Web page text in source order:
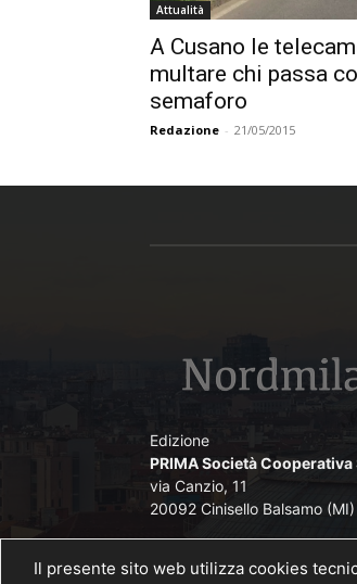
Attualità
A Cusano le
multare chi passa
semaforo
Redazione - 21/05/2015
Edizione
PRIMA Società Cooperativa
via Canzio, 11
20092 Cinisello Balsamo (MI)
Angelo De Lorenzi iscritto
Il presente sito web utilizza cookies